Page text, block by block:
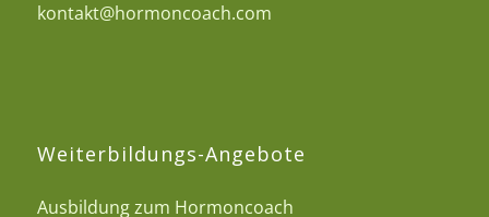
kontakt@hormoncoach.com
Weiterbildungs-Angebote
Ausbildung zum Hormoncoach